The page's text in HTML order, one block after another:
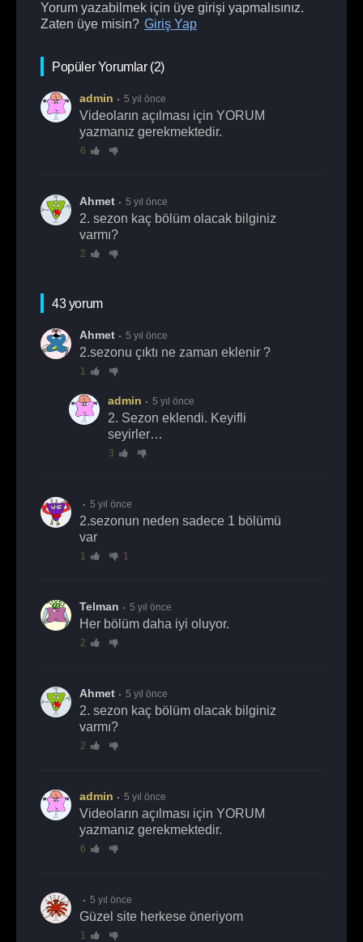
Yorum yazabilmek için üye girişi yapmalısınız.
Zaten üye misin? Giriş Yap
Popüler Yorumlar (2)
admin 5 yıl önce
Videoların açılması için YORUM
yazmanız gerekmektedir.
6
Ahmet 5 yıl önce
2. sezon kaç bölüm olacak bilginiz
varmı?
2
43 yorum
Ahmet 5 yıl önce
2.sezonu çıktı ne zaman eklenir ?
1
admin 5 yıl önce
2. Sezon eklendi. Keyifli
seyirler…
3
5 yıl önce
2.sezonun neden sadece 1 bölümü
var
1 1
Telman 5 yıl önce
her bölüm daha iyi oluyor.
2
Ahmet 5 yıl önce
2. sezon kaç bölüm olacak bilginiz
varmı?
2
admin 5 yıl önce
Videoların açılması için YORUM
yazmanız gerekmektedir.
6
5 yıl önce
güzel site herkese öneriyom
1